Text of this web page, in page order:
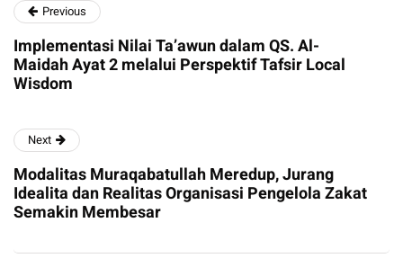
Previous
Implementasi Nilai Ta’awun dalam QS. Al-
Maidah Ayat 2 melalui Perspektif Tafsir Local
Wisdom
Next
Modalitas Muraqabatullah Meredup, Jurang
Idealita dan Realitas Organisasi Pengelola Zakat
Semakin Membesar